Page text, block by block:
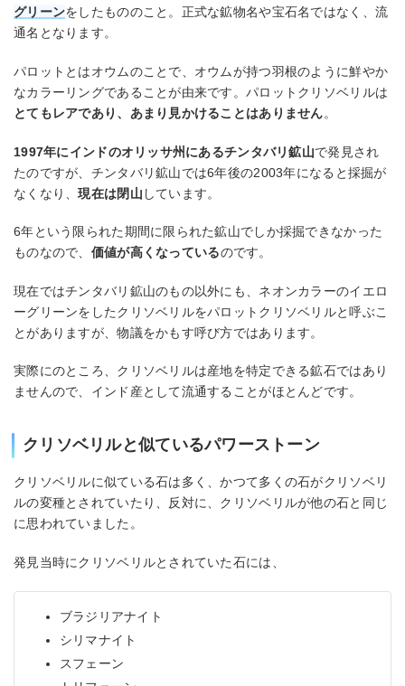
グリーンをしたもののこと。正式な鉱物名や宝石名ではなく、流
通名となります。
パロットとはオウムのことで、オウムが持つ羽根のように鮮やか
なカラーリングであることが由来です。パロットクリソベリルは
とてもレアであり、あまり見かけることはありません。
1997年にインドのオリッサ州にあるチンタバリ鉱山で発見され
たのですが、チンタバリ鉱山では6年後の2003年になると採掘が
なくなり、現在は閉山 しています。
6年という限られた期間に限られた鉱山でしか採掘できなかった
ものなので、 価値が高くなっているのです。
現在ではチンタバリ鉱山のもの以外にも、ネオンカラーのイエロ
ーグリーンをしたクリソベリルをパロットクリソベリルと呼ぶこ
とがありますが、物議をかもす呼び方ではあります。
実際にのところ、クリソベリルは産地を特定できる鉱石ではあり
ませんので、インド産として流通することがほとんどです。
クリソベリルと似ているパワーストーン
クリソベリルに似ている石は多く、かつて多くの石がクリソベリ
ルの変種とされていたり、反対に、クリソベリルが他の石と同じ
に思われていました。
発見当時にクリソベリルとされていた石には、
ブラジリアナイト
シリマナイト
スフェーン